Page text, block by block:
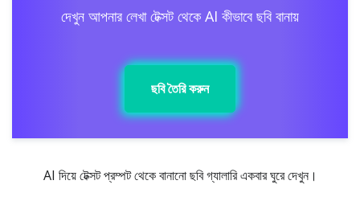
দেখুন আপনার লেখা টেক্সট থেকে AI কীভাবে ছবি বানায়
ছবি তৈরি করুন
AI দিয়ে টেক্সট প্রম্পট থেকে বানানো ছবি গ্যালারি একবার ঘুরে দেখুন।